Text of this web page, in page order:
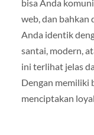
bisa Anda
web, dan bahkan
Anda identik
santai, modern,
ini terlihat jelas
Dengan memiliki
menciptakan